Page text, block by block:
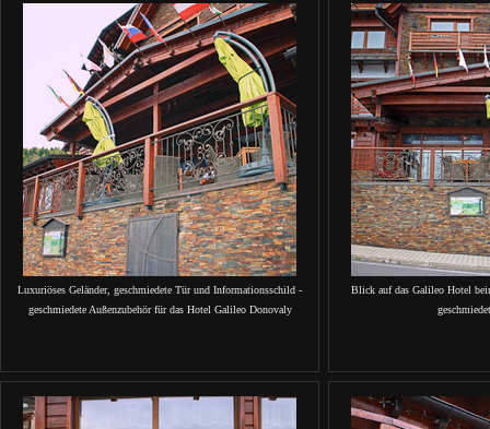
Luxuriöses Geländer, geschmiedete Tür und Informationsschild -
geschmiedete Außenzubehör für das Hotel Galileo Donovaly
Blick auf das Galileo Hotel